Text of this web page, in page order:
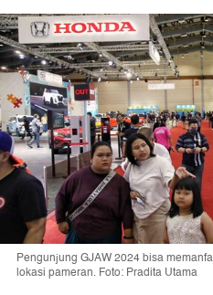
Pengunjung GJAW 2024 bisa
lokasi pameran. Foto: Pradita Utama